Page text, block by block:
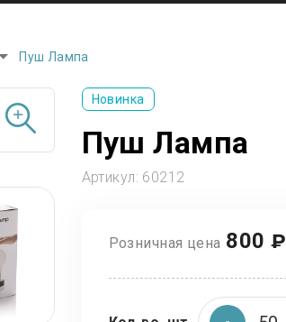
Пуш Лампа
Новинка
Пуш Лампа
Артикул: 60212
Розничная цена 800 ₽